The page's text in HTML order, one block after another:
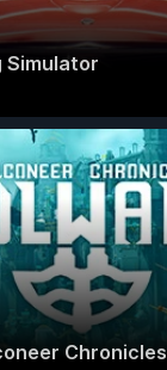
Simulator
Chronicles